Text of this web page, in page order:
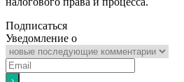
Подписаться
Уведомление о